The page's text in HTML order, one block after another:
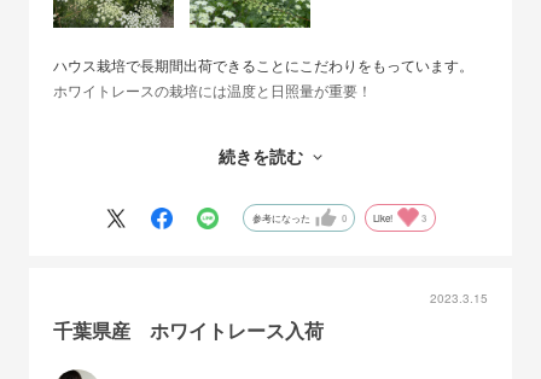
ハウス栽培で長期間出荷できることにこだわりをもっています。
ホワイトレースの栽培には温度と日照量が重要！
ホワイトレースは、5℃以上ではよく生育し、開花しますが、5℃
-3℃以下の低温にになると寒害を受け枯死してしまうこともあ
また、温度が高くなると成長よりも開花に集中してしまい、茎が細
く短い状態で花が咲いてしまうので夏場のみ出荷停止しています。
続きを読む
参考になった 0 Like! 3
2023.3.15
千葉県産 ホワイトレース入荷